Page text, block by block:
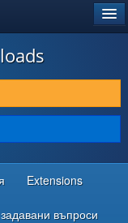
Extensions
въпроси